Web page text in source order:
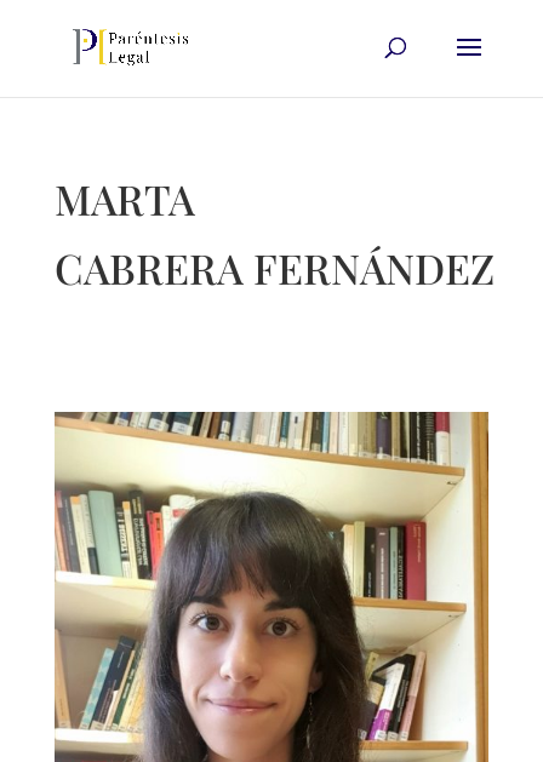
MARTA
CABRERA FERNÁNDEZ